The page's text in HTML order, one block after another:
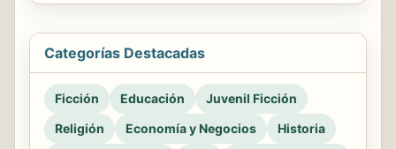
Categorías Destacadas
Ficción Educación
Juvenil Ficción
Religión
Economía y Negocios Historia